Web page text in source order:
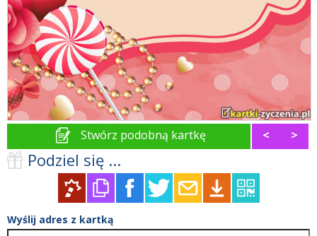
Stwórz podobną kartkę < >
Podziel się ...
Wyślij adres z kartką